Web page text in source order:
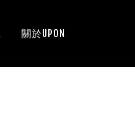
關於UPON